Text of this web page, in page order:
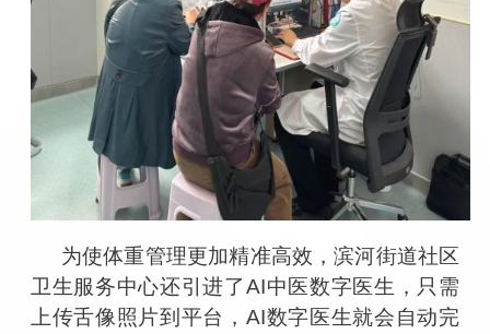
为使体重管理更加精准高效，滨河街道社区
卫生服务中心还引进了AI中医数字医生，只需
上传舌像照片到平台， AI数字医生就会自动完